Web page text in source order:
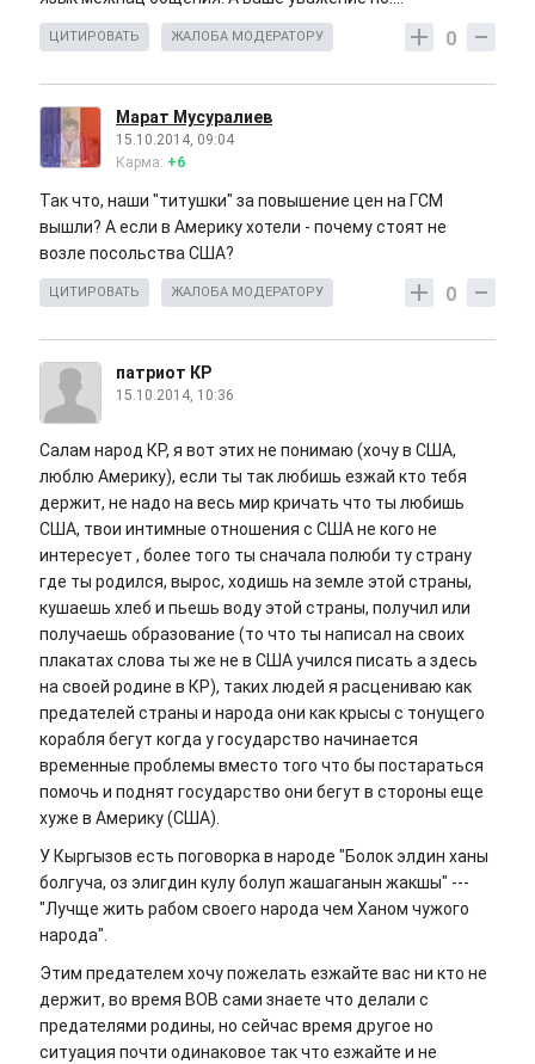
0
ЦИТИРОВАТЬ ЖАЛОБА МОДЕРАТОРУ
Марат Мусуралиев
15.10.2014, 09:04
Карма: +6
Так что, наши "титушки" за повышение цен на ГСМ
вышли? А если в Америку хотели - почему стоят не
возле посольства США?
0
ЦИТИРОВАТЬ ЖАЛОБА МОДЕРАТОРУ
патриот КР
15.10.2014, 10:36
Салам народ КР, я вот этих не понимаю (хочу в США,
люблю Америку), если ты так любишь езжай кто тебя
держит, не надо на весь мир кричать что ты любишь
США, твои интимные отношения с США не кого не
интересует , более того ты сначала полюби ту страну
где ты родился, вырос, ходишь на земле этой страны,
кушаешь хлеб и пьешь воду этой страны, получил или
получаешь образование (то что ты написал на своих
плакатах слова ты же не в США учился писать а здесь
на своей родине в КР), таких людей я расцениваю как
предателей страны и народа они как крысы с тонущего
корабля бегут когда у государство начинается
временные проблемы вместо того что бы постараться
помочь и поднят государство они бегут в стороны еще
хуже в Америку (США).
У Кыргызов есть поговорка в народе "Болок элдин ханы
болгуча, оз элигдин кулу болуп жашаганын жакшы" ---
"Лучще жить рабом своего народа чем Ханом чужого
народа".
Этим предателем хочу пожелать езжайте вас ни кто не
держит, во время ВОВ сами знаете что делали с
предателями родины, но сейчас время другое но
ситуация почти одинаковое так что езжайте и не